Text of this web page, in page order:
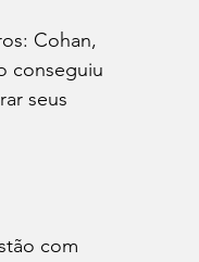
Cohan,
conseguiu
seus
com